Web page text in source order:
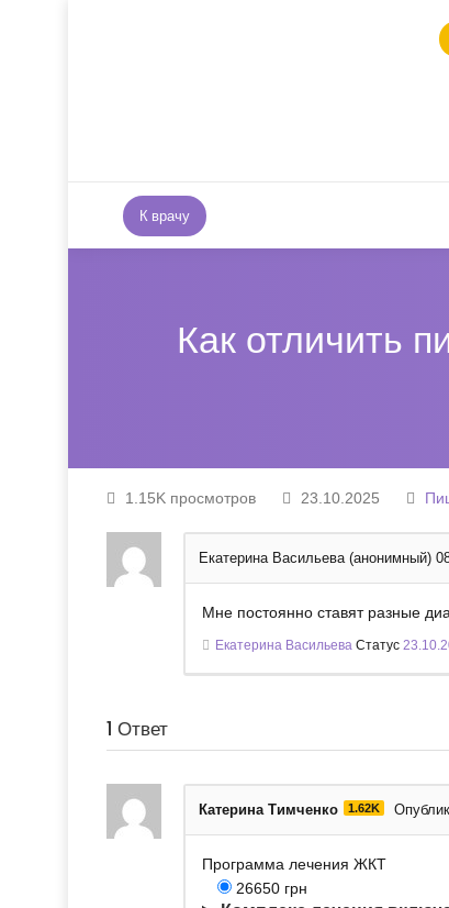
К врачу
Как отличить
1.15K просмотров 23.10.2025
Екатерина Васильева (анонимный)
Мне постоянно ставят разные
Екатерина Васильева Статус
1 Ответ
Катерина Тимченко 1.62K
Программа лечения ЖКТ
26650 грн